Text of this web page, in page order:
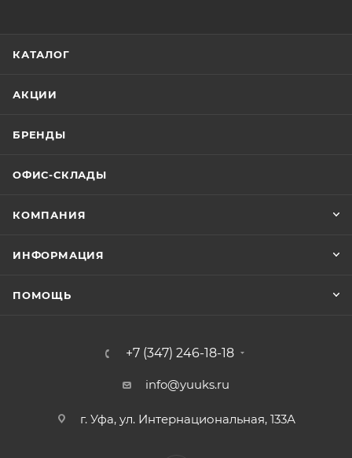
КАТАЛОГ
АКЦИИ
БРЕНДЫ
ОФИС-СКЛАДЫ
КОМПАНИЯ
ИНФОРМАЦИЯ
ПОМОЩЬ
+7 (347) 246-18-18
info@yuuks.ru
г. Уфа, ул. Интернациональная, 133А